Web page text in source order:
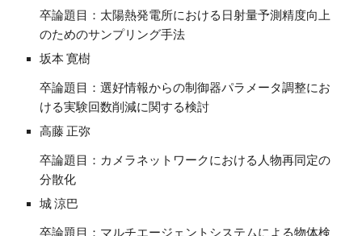
卒論題目：太陽熱発電所における日射量予測精度向上
のためのサンプリング手法
坂本 寛樹
卒論題目：選好情報からの制御器パラメータ調整にお
ける実験回数削減に関する検討
高藤 正弥
卒論題目：カメラネットワークにおける人物再同定の
分散化
城 涼巴
卒論題目：マルチエージェントシステムによる物体検